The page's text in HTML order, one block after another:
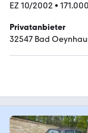
EZ 10/2002 •
Privatanbieter
32547 Bad